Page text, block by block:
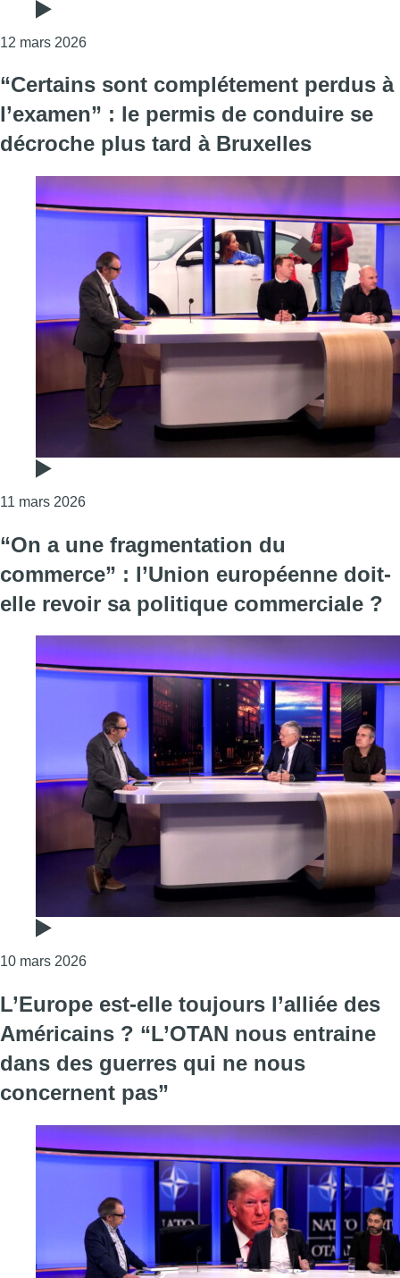
12 mars 2026Consulter l'article "“Comment peut-on être
“Certains sont complétement perdus à
l’examen” : le permis de conduire se
décroche plus tard à Bruxelles
11 mars 2026Consulter l'article "“Certains sont complétement
“On a une fragmentation du
commerce” : l’Union européenne doit-
elle revoir sa politique commerciale ?
10 mars 2026Consulter l'article "“On a une fragmentation du
L’Europe est-elle toujours l’alliée des
Américains ? “L’OTAN nous entraine
dans des guerres qui ne nous
concernent pas”